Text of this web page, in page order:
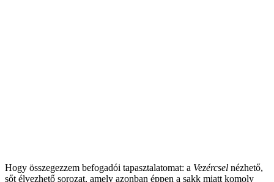
Hogy összegezzem befogadói tapasztalatomat: a Vezércsel nézhető,
sőt élvezhető sorozat, amely azonban éppen a sakk miatt komoly